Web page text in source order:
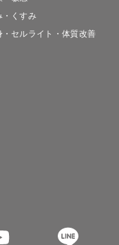
・くすみ
・セルライト・体質改善